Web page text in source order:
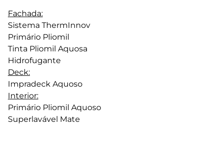
Fachada:
Sistema ThermInnov
Primário Pliomil
Tinta Pliomil Aquosa
Hidrofugante
Deck:
Impradeck Aquoso
Interior:
Primário Pliomil Aquoso
Superlavável Mate